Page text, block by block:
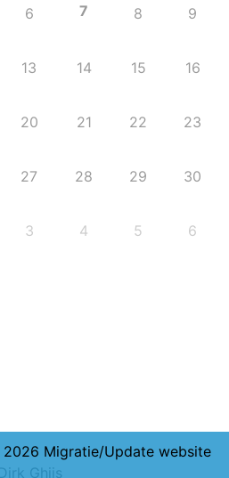
6 7 8 9
13 14 15 16
20 21 22 23
27 28 29 30
3 4 5 6
Migratie/Update website
Dirk Ghijs